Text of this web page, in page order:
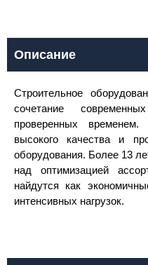
Описание
Строительное
сочетание
проверенных
высокого качества и
оборудования. Более 13
над оптимизацией
найдутся как
интенсивных нагрузок.